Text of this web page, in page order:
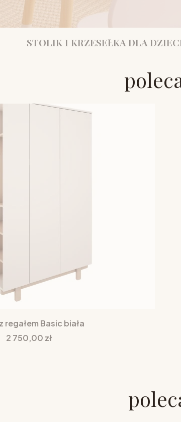
STOLIK I KRZESEŁKA DLA
regałem Basic biała
Cena
2 750,00 zł